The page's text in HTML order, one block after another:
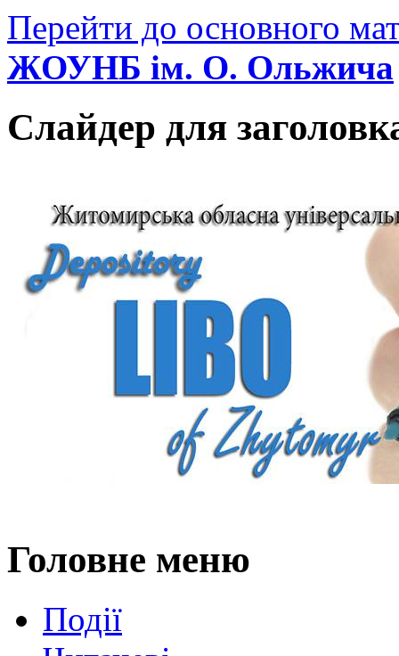
Перейти до основного
ЖОУНБ ім. О. Ольжича
Слайдер для
Головне меню
Події